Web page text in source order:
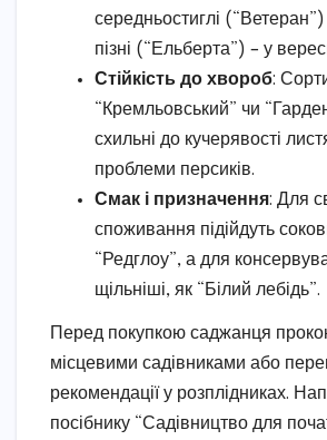
середньостиглі
пізні (“Ельберта”) – у
Стійкість до хвороб:
“Кремльовський” чи
схильні до кучерявості
проблеми персиків.
Смак і призначення: Для
споживання підійдуть
“Редглоу”, а для
щільніші, як “Білий лебідь”.
Перед покупкою саджанця
місцевими садівниками або
рекомендації у розплідниках.
посібнику “Садівництво для